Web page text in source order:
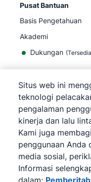
Pusat Bantuan
Basis Pengetahuan
Akademi
Dukungan (
©2026Pipedrive
Pipedrive
Persyaratan Layanan
Pipedrive
Pemberitahuan Privasi
Peta situs
Pemberitahuan
Preferensi Cookie
Situs web ini
teknologi
pengalaman
kinerja dan lalu
Kami juga
penggunaan Anda
media sosial,
Informasi
dalam: